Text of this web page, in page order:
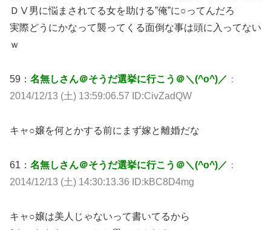
ＤⅤ男に悩まされてる女を助ける”俺”に○ってんだろ
実際どうにかなって襲ってくる面倒な事は頭に入ってない
ｗ
59： 名無しさん＠そうだ選挙に行こう＠＼(^o^)／ ：
2014/12/13 (土) 13:59:06.57 ID:CivZadQW
キャ○嬢を何とかする前にまず嫁と離婚だな
61： 名無しさん＠そうだ選挙に行こう＠＼(^o^)／ ：
2014/12/13 (土) 14:30:13.36 ID:kBC8D4mg
キャ○嬢は美人じゃないって書いてるから